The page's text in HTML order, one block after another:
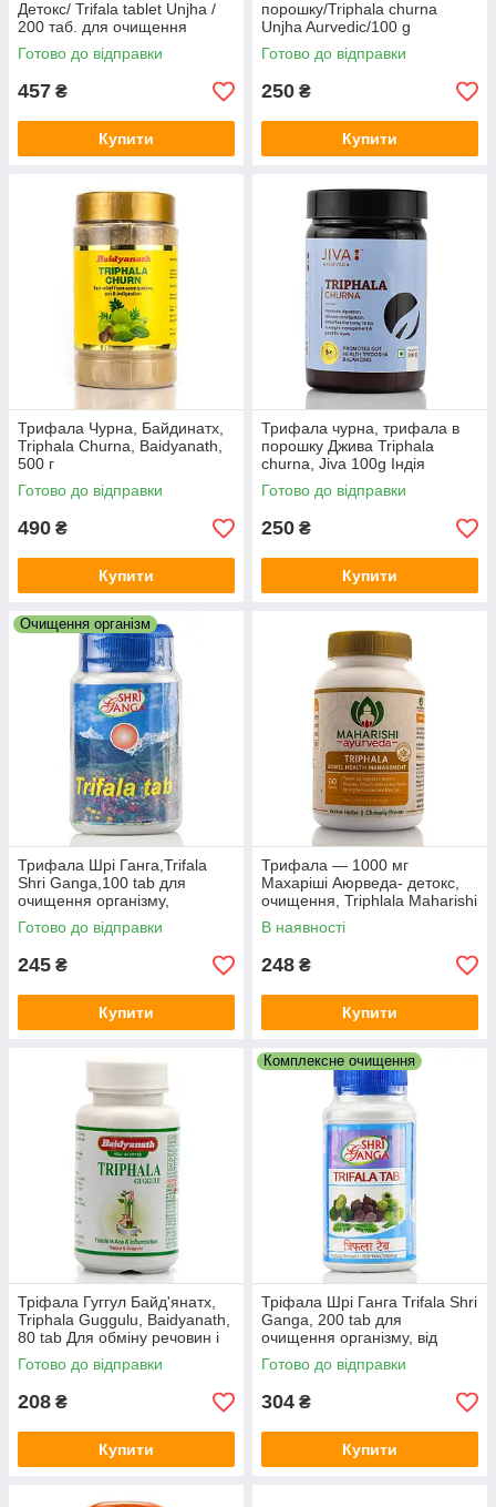
Детокс/ Trifala tablet Unjha /
200 таб. для очищення
организму, кишечника,
детоксу
Готово до відправки
457 ₴
Купити
порошку/Triphala churna
Unjha Aurvedic/100 g
очищення організму,
кишечника, Засоби для
Готово до відправки
250 ₴
Купити
Трифала Чурна, Байдинатх,
Triphala Churna, Baidyanath,
500 г
Готово до відправки
490 ₴
Купити
Трифала чурна, трифала в
порошку Джива Triphala
churna, Jiva 100g Індія
комплексне очищення
організму, детокс
Готово до відправки
250 ₴
Купити
Очищення організм
Трифала Шрі Ганга,Trifala
Shri Ganga,100 tab для
очищення організму,
кишечника, детоксу
Готово до відправки
245 ₴
Купити
Трифала — 1000 мг
Махаріші Аюрведа- детокс,
очищення, Triphlala Maharishi
Ayurveda 60 tab, Комплекс
для детоксу
В наявності
248 ₴
Купити
Тріфала Гуггул Байд'янатх,
Triphala Guggulu, Baidyanath,
80 tab Для обміну речовин і
очищення організму
Готово до відправки
208 ₴
Купити
Комплексне очищення
Тріфала Шрі Ганга Trifala Shri
Ganga, 200 tab для
очищення організму, від
запорів, для омолодження
Готово до відправки
304 ₴
Купити